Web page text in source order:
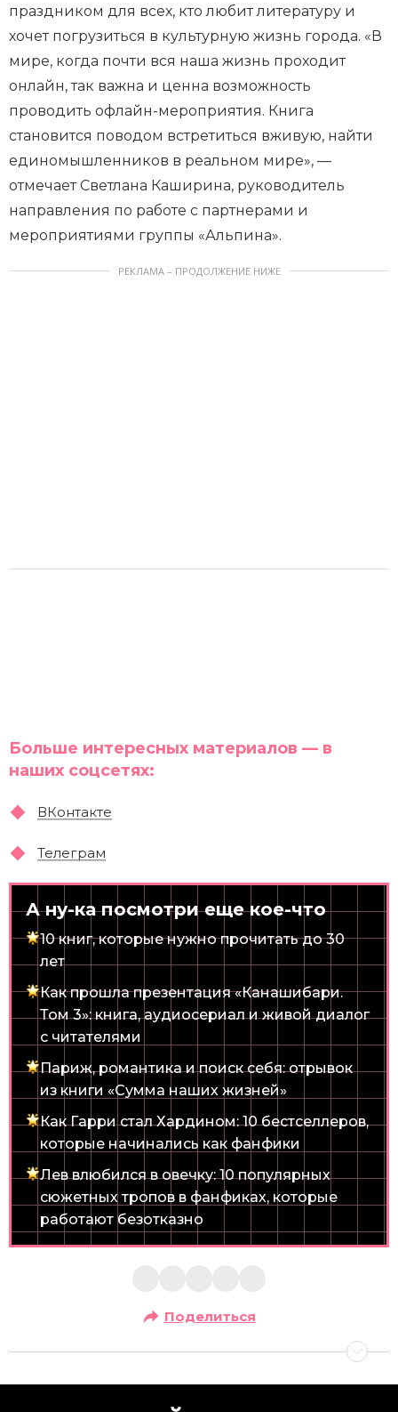
праздником для всех, кто любит литературу и
хочет погрузиться в культурную жизнь города. «В
мире, когда почти вся наша жизнь проходит
онлайн, так важна и ценна возможность
проводить офлайн-мероприятия. Книга
становится поводом встретиться вживую, найти
единомышленников в реальном мире», —
отмечает Светлана Каширина, руководитель
направления по работе с партнерами и
мероприятиями группы «Альпина».
РЕКЛАМА – ПРОДОЛЖЕНИЕ НИЖЕ
Больше интересных материалов — в
наших соцсетях:
ВКонтакте
Телеграм
А ну-ка посмотри еще кое-что
10 книг, которые нужно прочитать до 30
лет
Как прошла презентация «Канашибари.
Том 3»: книга, аудиосериал и живой диалог
с читателями
Париж, романтика и поиск себя: отрывок
из книги «Сумма наших жизней»
Как Гарри стал Хардином: 10 бестселлеров,
которые начинались как фанфики
Лев влюбился в овечку: 10 популярных
сюжетных тропов в фанфиках, которые
работают безотказно
Поделиться